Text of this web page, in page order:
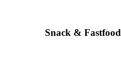
Snack & Fastfood